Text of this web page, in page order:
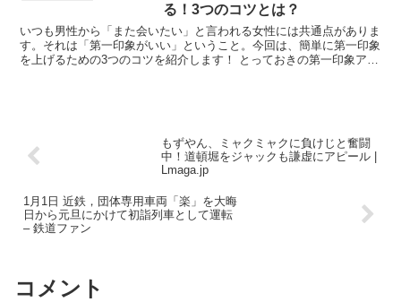
る！3つのコツとは？
いつも男性から「また会いたい」と言われる女性には共通点がありま
す。それは「第一印象がいい」ということ。今回は、簡単に第一印象
を上げるための3つのコツを紹介します！ とっておきの第一印象アッ
もずやん、ミャクミャクに負けじと奮闘
中！道頓堀をジャックも謙虚にアピール |
Lmaga.jp
1月1日 近鉄，団体専用車両「楽」を大晦
日から元旦にかけて初詣列車として運転
– 鉄道ファン
コメント